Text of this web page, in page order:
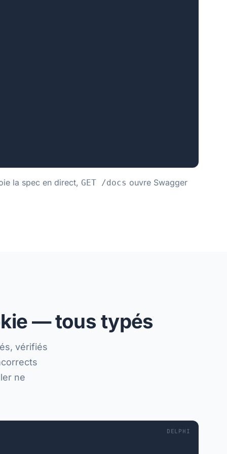
la spec en direct, GET /docs ouvre Swagger
— tous typés
vérifiés
ne
DELPHI